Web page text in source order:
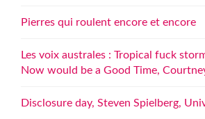
Pierres qui roulent encore et encore
Les voix australes : Tropical fuck
Now would be a Good Time,
Disclosure day, Steven Spielberg,